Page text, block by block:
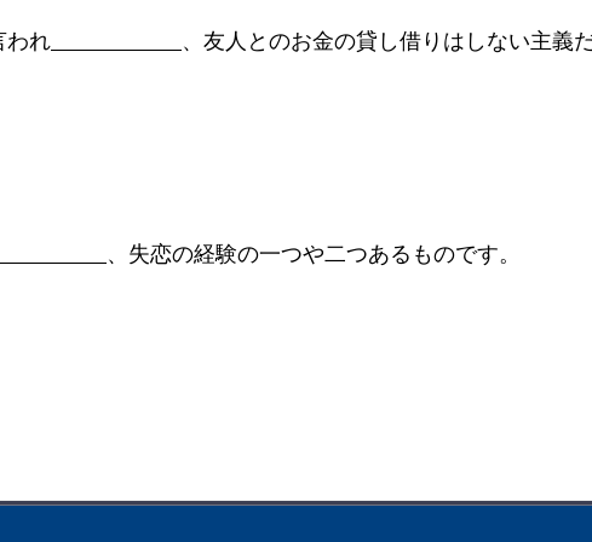
れ
、友人とのお金の貸し借りはしない主義
、失恋の経験の一つや二つあるものです。